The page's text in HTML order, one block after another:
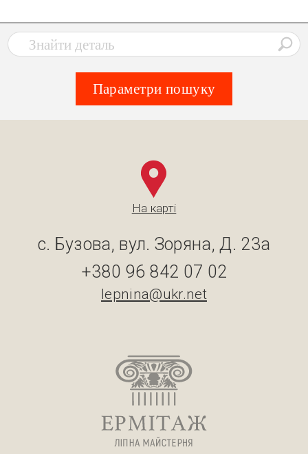
Параметри пошуку
На карті
с. Бузова, вул. Зоряна, Д. 23а
+380 96 842 07 02
lepnina@ukr.net